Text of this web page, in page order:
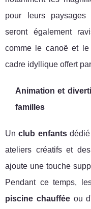
pour leurs paysages
seront également
comme le canoë et
cadre idyllique offert
Animation et
familles
Unclub enfantsdédié
ateliers créatifs et
ajoute une touche
Pendant ce temps,
piscine chaufféeou